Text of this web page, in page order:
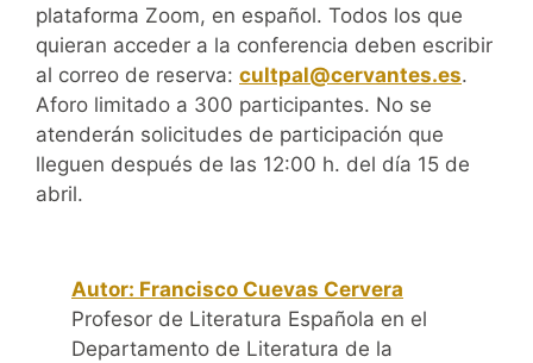
plataforma Zoom, en español. Todos los que
quieran acceder a la conferencia deben escribir
al correo de reserva: cultpal@cervantes.es.
Aforo limitado a 300 participantes. No se
atenderán solicitudes de participación que
lleguen después de las 12:00 h. del día 15 de
abril.
Autor: Francisco Cuevas Cervera
Profesor de Literatura Española en el
Departamento de Literatura de la